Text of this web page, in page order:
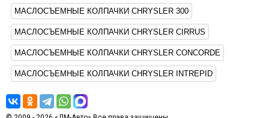
МАСЛОСЪЕМНЫЕ КОЛПАЧКИ CHRYSLER 300
МАСЛОСЪЕМНЫЕ КОЛПАЧКИ CHRYSLER CIRRUS
МАСЛОСЪЕМНЫЕ КОЛПАЧКИ CHRYSLER CONCORDE
МАСЛОСЪЕМНЫЕ КОЛПАЧКИ CHRYSLER INTREPID